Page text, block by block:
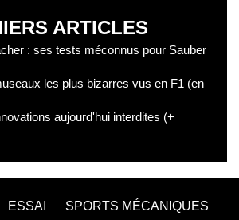
ARTICLES
: ses tests méconnus pour Sauber
les plus bizarres vus en F1 (en
aujourd'hui interdites (+
ESSAI
SPORTS MÉCANIQUES